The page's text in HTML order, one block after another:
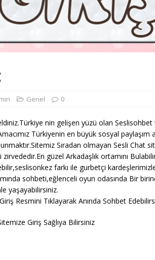
Genel 0
nin gelişen yüzü olan
Türkiyenin en büyük sosyal paylaşım
Sıradan olmayan Sesli Chat
güzel Arkadaşlık ortamını
farkı ile gurbetçi
sohbeti,eğlenceli oyun odasında Bir
yaşayabilirsiniz.
Resmini Tıklayarak Anında Sohbet
Giriş Sağlıya Bilirsiniz